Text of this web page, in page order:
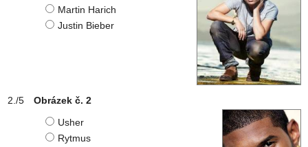
Martin Harich
Justin Bieber
Obrázek č. 2
Usher
Rytmus